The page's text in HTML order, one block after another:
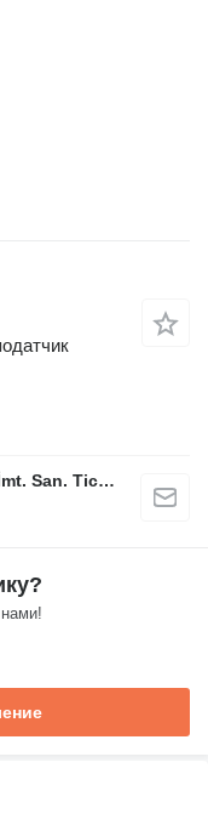
Netmak Endüstriyel Ahşap Makinaları İmt. San. Tic. A.Ş.